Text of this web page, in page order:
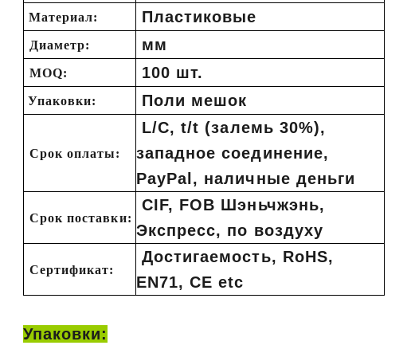
Флокированный Санта против Санта-Клауса в выдувной форме против Надувного Санта: полное руководство покупателя на 2026 год
2026-06-18 17:18:38
Многие покупатели праздников
возвращаются к ностальгическим
рождественским украшениям, но все еще
ищут практичные решения для наружной
рекламы. От старинных выдувных Санта-
Клаусов до мягких флокированных фигурок
и гигантских надувных дисплеев — каждый
стиль предназначен для своего сегмента
виде Санты может существенно повлиять на
2026-05-22 15:37:50
Материал: Пластиковые
Диаметр: мм
MOQ: 100 шт.
Упаковки: Поли мешок
Срок оплаты:
L/C, t/t (залемь 30%),
западное соединение,
PayPal, наличные деньги
Срок поставки:
CIF, FOB Шэньчжэнь,
Экспресс, по воздуху
Сертификат:
Достигаемость, RoHS,
EN71, CE etc
Упаковки: